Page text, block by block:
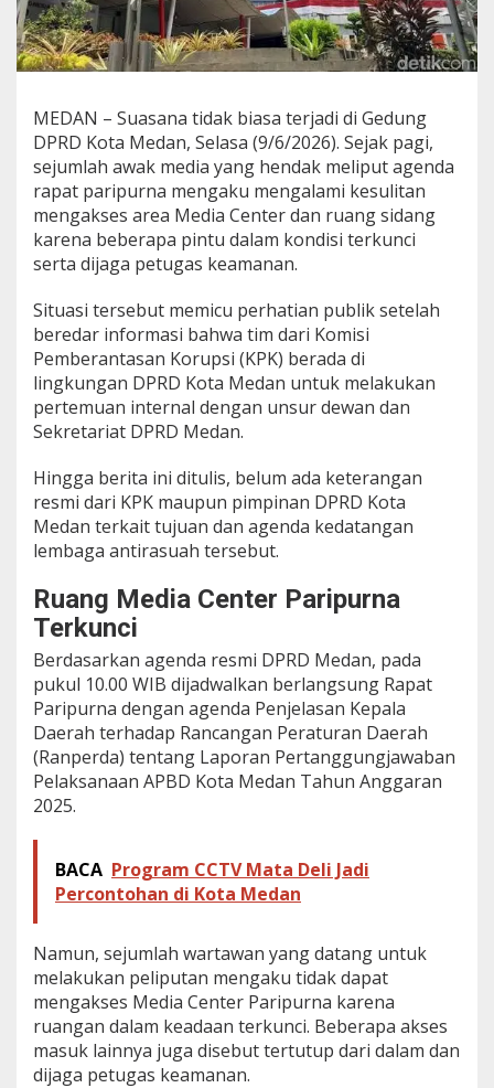
P
R
D
M
d
a
n
d
i
T
n
g
h
S
o
r
o
t
a
n
g
g
a
a
n
s
p
e
r
a
d
e
s
e
MEDAN – Suasana tidak biasa terjadi di Gedung
DPRD Kota Medan, Selasa (9/6/2026). Sejak pagi,
sejumlah awak media yang hendak meliput agenda
rapat paripurna mengaku mengalami kesulitan
mengakses area Media Center dan ruang sidang
karena beberapa pintu dalam kondisi terkunci
serta dijaga petugas keamanan.
Situasi tersebut memicu perhatian publik setelah
beredar informasi bahwa tim dari Komisi
Pemberantasan Korupsi (KPK) berada di
lingkungan DPRD Kota Medan untuk melakukan
pertemuan internal dengan unsur dewan dan
Sekretariat DPRD Medan.
Hingga berita ini ditulis, belum ada keterangan
resmi dari KPK maupun pimpinan DPRD Kota
Medan terkait tujuan dan agenda kedatangan
lembaga antirasuah tersebut.
Ruang Media Center Paripurna
Terkunci
Berdasarkan agenda resmi DPRD Medan, pada
pukul 10.00 WIB dijadwalkan berlangsung Rapat
Paripurna dengan agenda Penjelasan Kepala
Daerah terhadap Rancangan Peraturan Daerah
(Ranperda) tentang Laporan Pertanggungjawaban
Pelaksanaan APBD Kota Medan Tahun Anggaran
2025.
BACA Program CCTV Mata Deli Jadi
Percontohan di Kota Medan
Namun, sejumlah wartawan yang datang untuk
melakukan peliputan mengaku tidak dapat
mengakses Media Center Paripurna karena
ruangan dalam keadaan terkunci. Beberapa akses
masuk lainnya juga disebut tertutup dari dalam dan
dijaga petugas keamanan.